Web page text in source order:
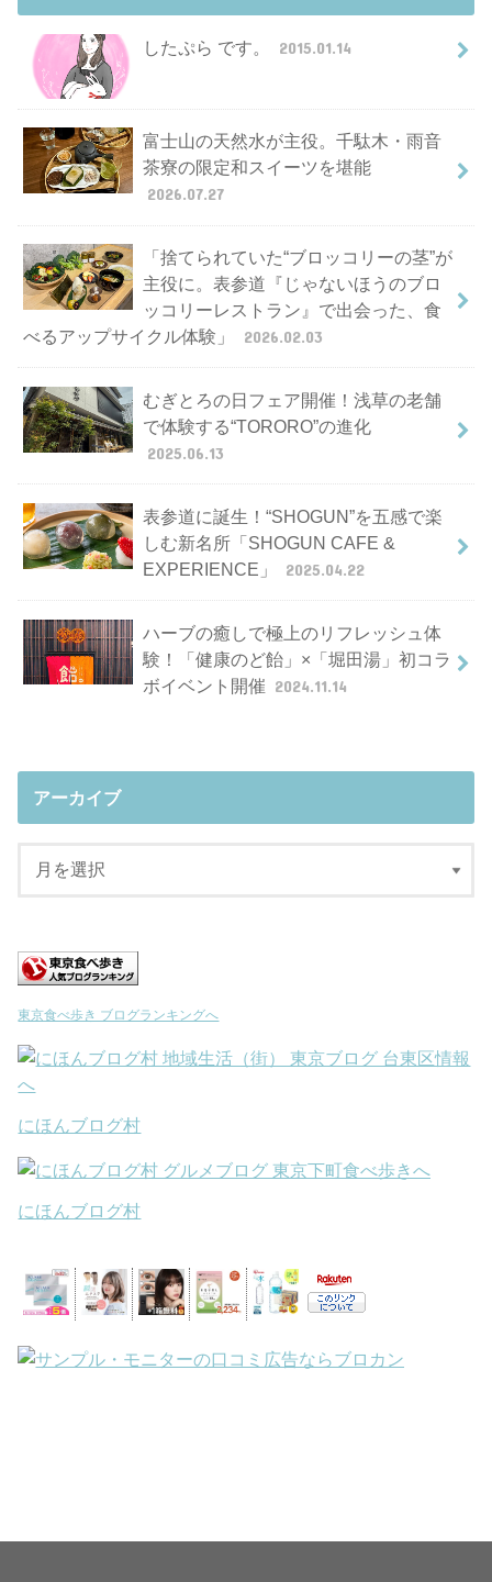
したぷら です。 2015.01.14
富士山の天然水が主役。千駄木・雨音
茶寮の限定和スイーツを堪能
2026.07.27
「捨てられていた“ブロッコリーの茎”が
主役に。表参道『じゃないほうのブロ
ッコリーレストラン』で出会った、食
べるアップサイクル体験」
2026.02.03
むぎとろの日フェア開催！浅草の老舗
で体験する“TORORO”の進化
2025.06.13
表参道に誕生！“SHOGUN”を五感で楽
しむ新名所「SHOGUN CAFE &
EXPERIENCE」
2025.04.22
ハーブの癒しで極上のリフレッシュ体
験！「健康のど飴」×「堀田湯」初コラ
ボイベント開催 2024.11.14
アーカイブ
東京食べ歩き ブログランキングへ
にほんブログ村
にほんブログ村